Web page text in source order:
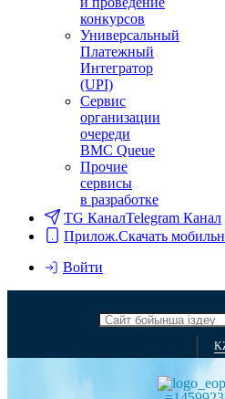
конкурсов
Универсальный
Платежный
Интегратор
(UPI)
Сервис
организации
очереди
BMC Queue
Прочие
сервисы
в разработке
TG КаналTelegram Канал
Прилож.Скачать
Войти